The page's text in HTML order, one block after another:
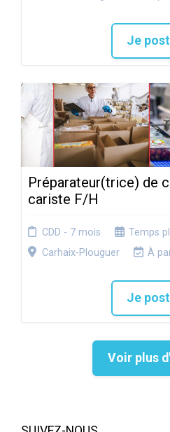
Je
Préparateur(trice) de
cariste F/H
CDD - 7 mois
Temps
Carhaix-Plouguer
À
Je
Voir plus